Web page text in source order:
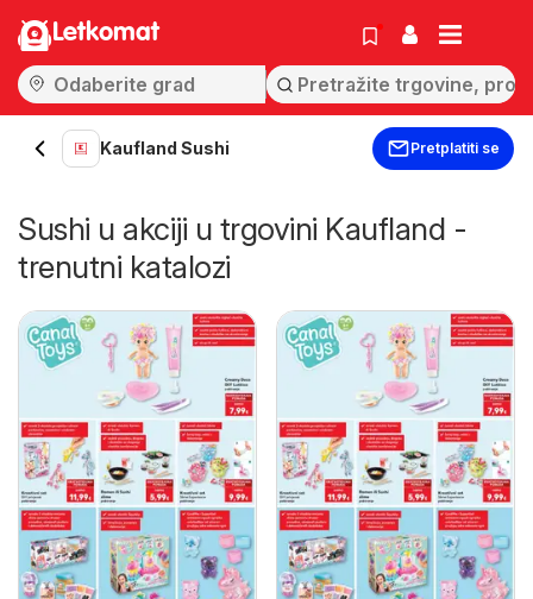
Letkomat
Kaufland Sushi Pretplatiti se
Sushi u akciji u trgovini Kaufland -
trenutni katalozi